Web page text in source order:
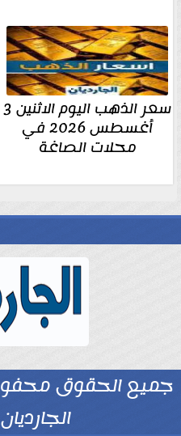
سعر الذهب اليوم الاثنين 3
أغسطس 2026 في
محلات الصاغة
جميع الحقوق